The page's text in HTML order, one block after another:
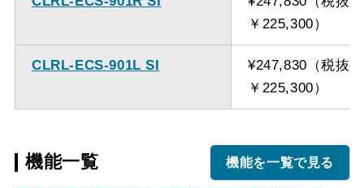
￥225,300）
CLRL-ECS-901L SI
¥247,830（税抜
￥225,300）
機能一覧 機能を一覧で見る